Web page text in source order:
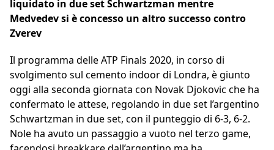
liquidato in due set Schwartzman mentre
Medvedev si è concesso un altro successo contro
Zverev
Il programma delle ATP Finals 2020, in corso di
svolgimento sul cemento indoor di Londra, è giunto
oggi alla seconda giornata con Novak Djokovic che ha
confermato le attese, regolando in due set l’argentino
Schwartzman in due set, con il punteggio di 6-3, 6-2.
Nole ha avuto un passaggio a vuoto nel terzo game,